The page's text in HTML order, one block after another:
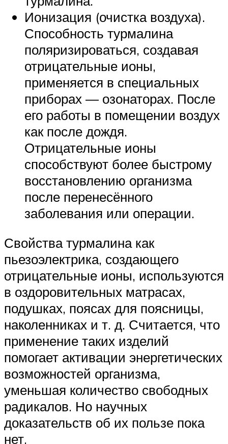
Ионизация (очистка воздуха).
Способность турмалина
поляризироваться, создавая
отрицательные ионы,
применяется в специальных
приборах — озонаторах. После
его работы в помещении воздух
как после дождя.
Отрицательные ионы
способствуют более быстрому
восстановлению организма
после перенесённого
заболевания или операции.
Свойства турмалина как
пьезоэлектрика, создающего
отрицательные ионы, используются
в оздоровительных матрасах,
подушках, поясах для поясницы,
наколенниках и т. д. Считается, что
применение таких изделий
помогает активации энергетических
возможностей организма,
уменьшая количество свободных
радикалов. Но научных
доказательств об их пользе пока
нет.